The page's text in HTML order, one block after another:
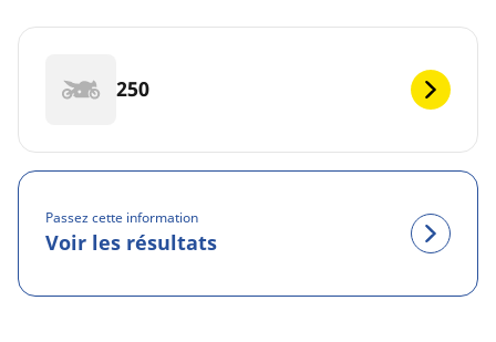
250
Passez cette information
Voir les résultats